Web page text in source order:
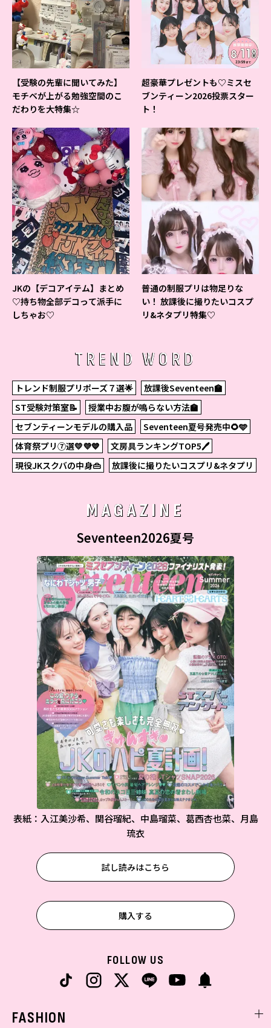
【受験の先輩に聞いてみた】
モチベが上がる勉強空間のこ
だわりを大特集☆
超豪華プレゼントも♡ミスセ
ブンティーン2026投票スター
ト！
JKの【デコアイテム】まとめ
♡持ち物全部デコって派手に
しちゃお♡
普通の制服プリは物足りな
い！ 放課後に撮りたいコスプ
リ&ネタプリ特集♡
TREND WORD
トレンド制服プリポーズ７選🌟
放課後Seventeen🏫
ST受験対策室📝
授業中お腹が鳴らない方法🏫
セブンティーンモデルの購入品
Seventeen夏号発売中🌻🩵
体育祭プリ⑦選💛💜💙
文房具ランキングTOP5🖊
現役JKスクバの中身👜
放課後に撮りたいコスプリ&ネタプリ
MAGAZINE
Seventeen2026夏号
表紙：入江美沙希、関谷瑠紀、中島瑠菜、葛西杏也菜、月島
琉衣
試し読みはこちら
購入する
FOLLOW US
FASHION